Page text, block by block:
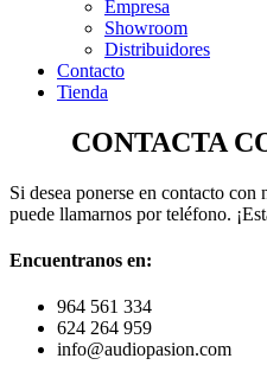
Empresa
Showroom
Distribuidores
Contacto
Tienda
CONTACTA
Si desea ponerse en contacto
puede llamarnos por teléfono.
Encuentranos en:
964 561 334
624 264 959
info@audiopasion.com